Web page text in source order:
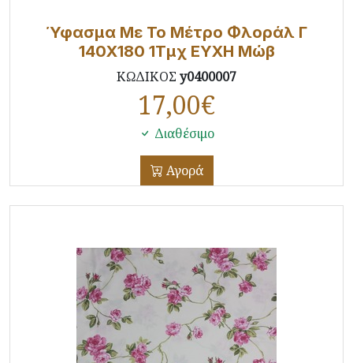
Ύφασμα Με Το Μέτρο Φλοράλ Γ
140X180 1Τμχ ΕΥΧΗ Μώβ
ΚΩΔΙΚΟΣ y0400007
17,00€
Διαθέσιμο
Αγορά